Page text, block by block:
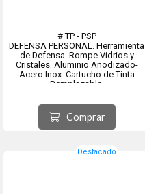
# TP - PSP
DEFENSA PERSONAL. Herramienta
de Defensa. Rompe Vidrios y
Cristales. Aluminio Anodizado-
Acero Inox. Cartucho de Tinta
Remplazable.
Comprar
Destacado